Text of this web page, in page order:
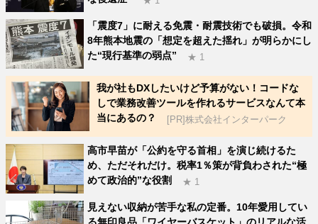
「震度7」に耐える免震・耐震技術でも破損。令和
8年熊本地震の「想定を超えた揺れ」が明らかにし
た“現行基準の弱点”
★ 1
我が社もDXしたいけど予算がない！コードな
しで業務改善ツールを作れるサービスなんて本
当にあるの？
[PR]株式会社インターパーク
高市早苗が「公約を守る首相」を演じ続けるた
め、ただそれだけ。税率1％策が背負わされた“極
めて政治的”な役割
★ 1
見えない収納が苦手な私の定番。10年愛用してい